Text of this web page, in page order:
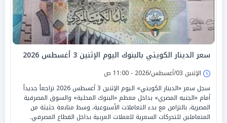
سعر الدينار الكويتي بالبنوك اليوم الإثنين 3 أغسطس 2026
الإثنين 03/أغسطس/2026 - 11:00 ص
سجل سعر «الدينار الكويتي» اليوم الإثنين 3 أغسطس 2026 تراجعاً جديداً
أمام «الجنيه المصري» بداخل معظم «البنوك المحلية» والسوق المصرفية
المصرية، بالتزامن مع بدء التعاملات الأسبوعية، وسط متابعة حثيثة من
المتعاملين للتحركات السعرية للعملات العربية بداخل القطاع المصرفي.